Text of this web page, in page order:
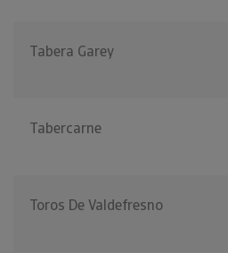
Tabera Garey
Tabercarne
Toros De Valdefresno